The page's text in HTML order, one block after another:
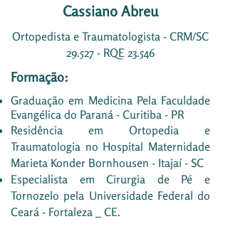
Cassiano Abreu
Ortopedista e Traumatologista - CRM/SC
29.527 - RQE 23.546
Formação:
Graduação em Medicina Pela Faculdade
Evangélica do Paraná - Curitiba - PR
Residência em Ortopedia e
Traumatologia no Hospital Maternidade
Marieta Konder Bornhousen - Itajaí - SC
Especialista em Cirurgia de Pé e
Tornozelo pela Universidade Federal do
Ceará - Fortaleza _ CE.